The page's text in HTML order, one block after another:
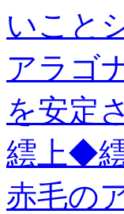
いこと
アラゴ
を安定
繧上◆
赤毛の